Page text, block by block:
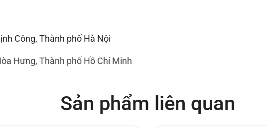
Công, Thành phố Hà Nội
Hưng, Thành phố Hồ Chí Minh
Sản phẩm liên quan